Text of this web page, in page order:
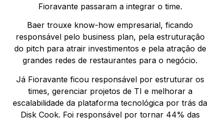
Fioravante passaram a integrar o time.
Baer trouxe know-how empresarial, ficando
responsável pelo business plan, pela estruturação
do pitch para atrair investimentos e pela atração de
grandes redes de restaurantes para o negócio.
Já Fioravante ficou responsável por estruturar os
times, gerenciar projetos de TI e melhorar a
escalabilidade da plataforma tecnológica por trás da
Disk Cook. Foi responsável por tornar 44% das